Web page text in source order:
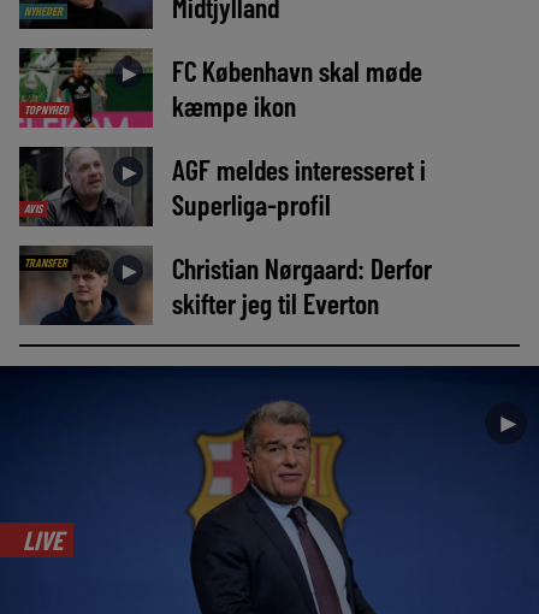
NYHEDER
TOPNYHED
►
FC København skal møde
kæmpe ikon
AVIS
►
AGF meldes interesseret i
Superliga-profil
TRANSFER ►
Christian Nørgaard: Derfor
skifter jeg til Everton
►
LIVE